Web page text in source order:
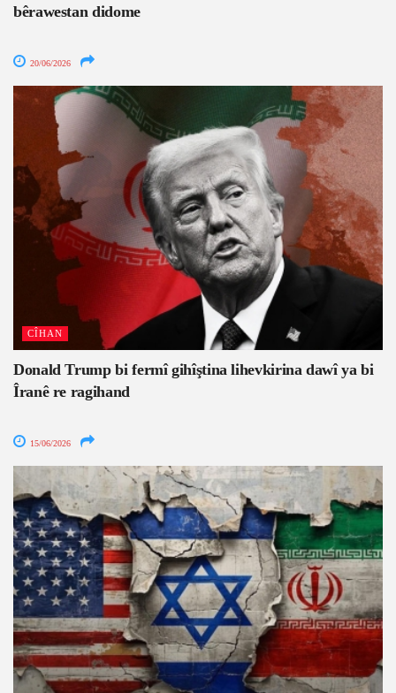
bêrawestan didome
20/06/2026
CÎHAN
Donald Trump bi fermî gihîştina lihevkirina dawî ya bi
Îranê re ragihand
15/06/2026